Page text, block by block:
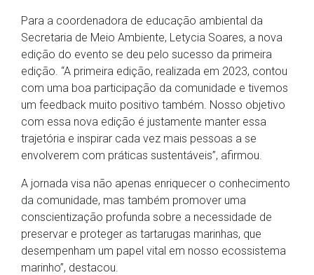
Para a coordenadora de educação ambiental da
Secretaria de Meio Ambiente, Letycia Soares, a nova
edição do evento se deu pelo sucesso da primeira
edição. “A primeira edição, realizada em 2023, contou
com uma boa participação da comunidade e tivemos
um feedback muito positivo também. Nosso objetivo
com essa nova edição é justamente manter essa
trajetória e inspirar cada vez mais pessoas a se
envolverem com práticas sustentáveis”, afirmou.
A jornada visa não apenas enriquecer o conhecimento
da comunidade, mas também promover uma
conscientização profunda sobre a necessidade de
preservar e proteger as tartarugas marinhas, que
desempenham um papel vital em nosso ecossistema
marinho”, destacou.